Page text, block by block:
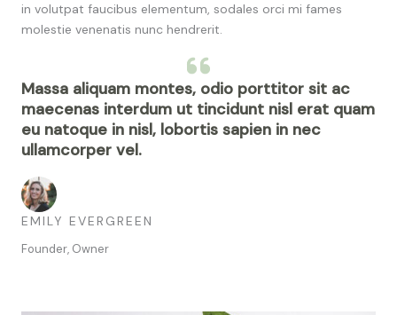
in volutpat faucibus elementum, sodales orci mi fames
molestie venenatis nunc hendrerit.
Massa aliquam montes, odio porttitor sit ac
maecenas interdum ut tincidunt nisl erat quam
eu natoque in nisl, lobortis sapien in nec
ullamcorper vel.
EMILY EVERGREEN
Founder, Owner